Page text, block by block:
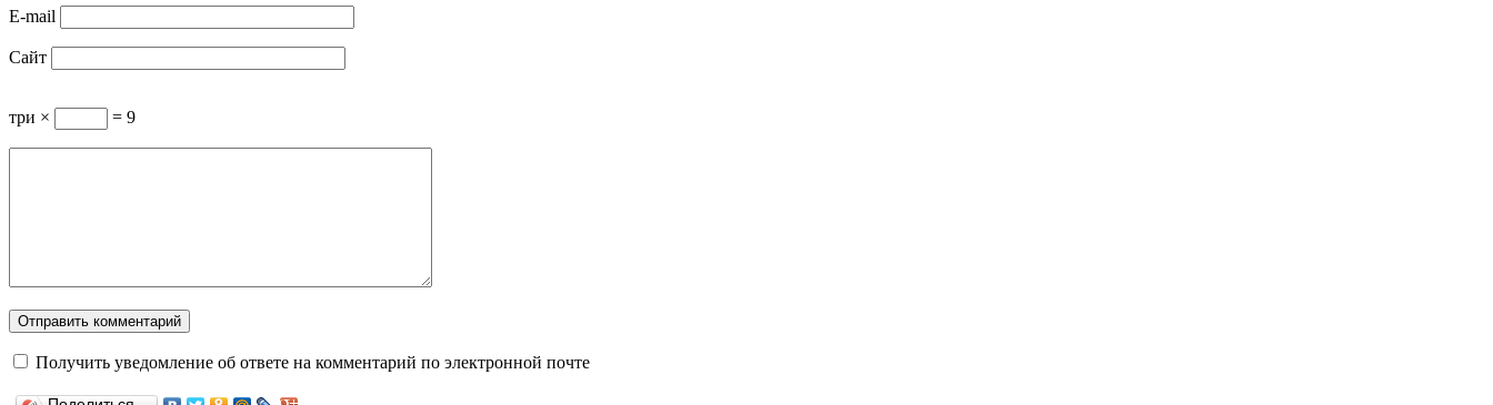
E-mail
Сайт
три × = 9
Получить уведомление об ответе на комментарий по электронной почте